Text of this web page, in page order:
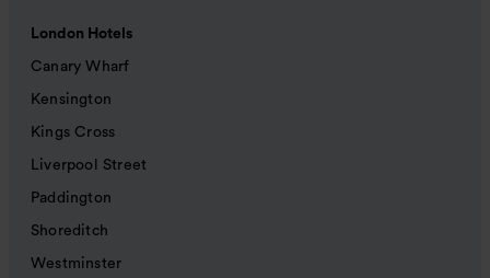
London Hotels
Canary Wharf
Kensington
Kings Cross
Liverpool Street
Paddington
Shoreditch
Westminster